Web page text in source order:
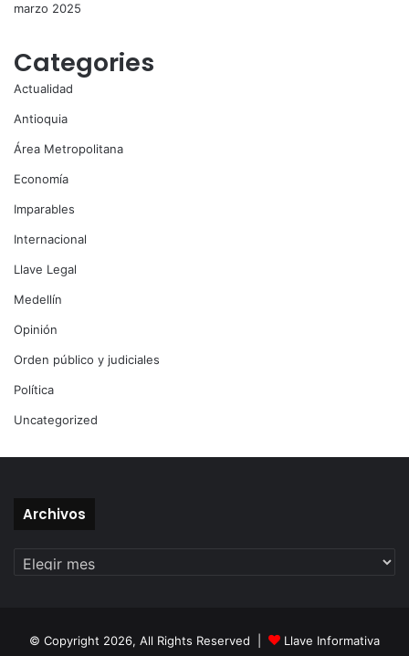
marzo 2025
Categories
Actualidad
Antioquia
Área Metropolitana
Economía
Imparables
Internacional
Llave Legal
Medellín
Opinión
Orden público y judiciales
Política
Uncategorized
Archivos
© Copyright 2026, All Rights Reserved | Llave Informativa